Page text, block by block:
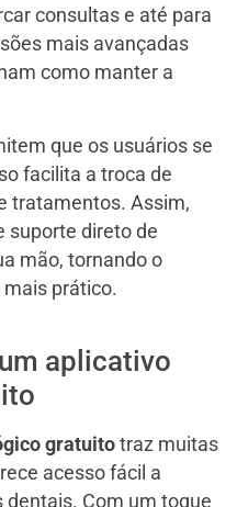
consultas e até para
mais avançadas
como manter a
que os usuários se
facilita a troca de
tratamentos. Assim,
suporte direto de
mão, tornando o
prático.
aplicativo
gratuito traz muitas
acesso fácil a
Com um toque